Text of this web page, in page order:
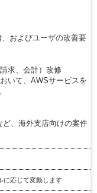
およびユーザの改善要
求、会計）改修
いて、AWSサービスを
、海外支店向けの案件
に応じて変動します